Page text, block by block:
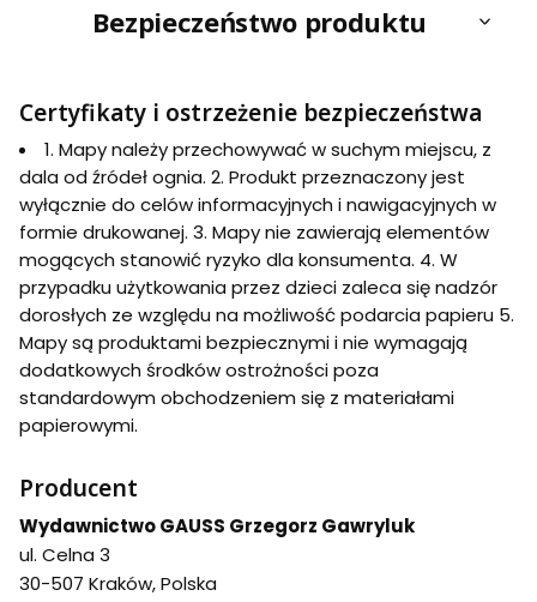
Bezpieczeństwo produktu
Certyfikaty i ostrzeżenie bezpieczeństwa
1. Mapy należy przechowywać w suchym miejscu, z
dala od źródeł ognia. 2. Produkt przeznaczony jest
wyłącznie do celów informacyjnych i nawigacyjnych w
formie drukowanej. 3. Mapy nie zawierają elementów
mogących stanowić ryzyko dla konsumenta. 4. W
przypadku użytkowania przez dzieci zaleca się nadzór
dorosłych ze względu na możliwość podarcia papieru 5.
Mapy są produktami bezpiecznymi i nie wymagają
dodatkowych środków ostrożności poza
standardowym obchodzeniem się z materiałami
papierowymi.
Producent
Wydawnictwo GAUSS Grzegorz Gawryluk
ul. Celna 3
30-507 Kraków, Polska